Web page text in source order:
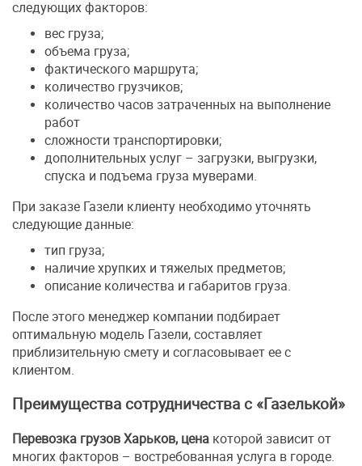
следующих факторов:
вес груза;
объема груза;
фактического маршрута;
количество грузчиков;
количество часов затраченных на выполнение
работ
сложности транспортировки;
дополнительных услуг – загрузки, выгрузки,
спуска и подъема груза муверами.
При заказе Газели клиенту необходимо уточнять
следующие данные:
тип груза;
наличие хрупких и тяжелых предметов;
описание количества и габаритов груза.
После этого менеджер компании подбирает
оптимальную модель Газели, составляет
приблизительную смету и согласовывает ее с
клиентом.
Преимущества сотрудничества с «Газелькой»
Перевозка грузов Харьков, цена которой зависит от
многих факторов – востребованная услуга в городе.